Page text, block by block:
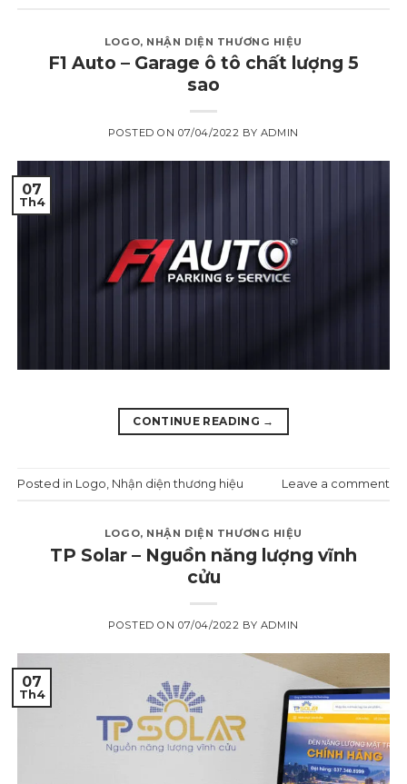
LOGO, NHẬN DIỆN THƯƠNG HIỆU
F1 Auto – Garage ô tô chất lượng 5
sao
POSTED ON 07/04/2022 BY ADMIN
07
Th4
CONTINUE READING →
Posted in Logo Nhận diện thương hiệu Leave a comment
LOGO, NHẬN DIỆN THƯƠNG HIỆU
TP Solar – Nguồn năng lượng vĩnh
cửu
POSTED ON 07/04/2022 BY ADMIN
07
Th4